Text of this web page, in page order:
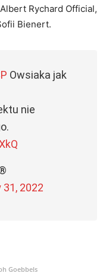
Rychard Official,
Bienert.
Owsiaka jak
nie
2022
Goebbels